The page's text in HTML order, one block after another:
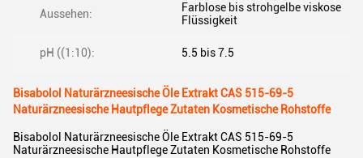
Aussehen:
Farblose bis strohgelbe viskose
Flüssigkeit
pH ((1:10): 5.5 bis 7.5
Bisabolol Naturärzneesische Öle Extrakt CAS 515-69-5
Naturärzneesische Hautpflege Zutaten Kosmetische Rohstoffe
Bisabolol Naturärzneesische Öle Extrakt CAS 515-69-5
Naturärzneesische Hautpflege Zutaten Kosmetische Rohstoffe